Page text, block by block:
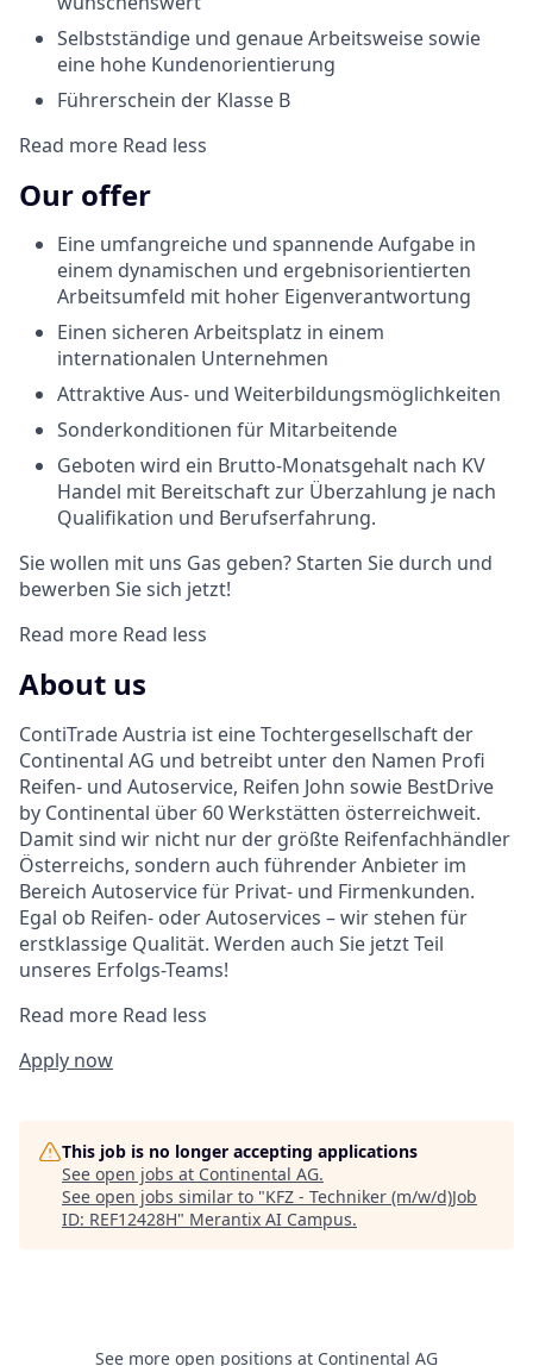
Selbstständige und genaue Arbeitsweise sowie
eine hohe Kundenorientierung
Führerschein der Klasse B
Read more Read less
Our offer
Eine umfangreiche und spannende Aufgabe in
einem dynamischen und ergebnisorientierten
Arbeitsumfeld mit hoher Eigenverantwortung
Einen sicheren Arbeitsplatz in einem
internationalen Unternehmen
Attraktive Aus- und Weiterbildungsmöglichkeiten
Sonderkonditionen für Mitarbeitende
Geboten wird ein Brutto-Monatsgehalt nach KV
Handel mit Bereitschaft zur Überzahlung je nach
Qualifikation und Berufserfahrung.
Sie wollen mit uns Gas geben? Starten Sie durch und
bewerben Sie sich jetzt!
Read more Read less
About us
ContiTrade Austria ist eine Tochtergesellschaft der
Continental AG und betreibt unter den Namen Profi
Reifen- und Autoservice, Reifen John sowie BestDrive
by Continental über 60 Werkstätten österreichweit.
Damit sind wir nicht nur der größte Reifenfachhändler
Österreichs, sondern auch führender Anbieter im
Bereich Autoservice für Privat- und Firmenkunden.
Egal ob Reifen- oder Autoservices – wir stehen für
erstklassige Qualität. Werden auch Sie jetzt Teil
unseres Erfolgs-Teams!
Read more Read less
Apply now
This job is no longer accepting applications
See open jobs at Continental AG.
See open jobs similar to "KFZ - Techniker (m/w/d)Job
ID: REF12428H" Merantix AI Campus.
See more open positions at Continental AG